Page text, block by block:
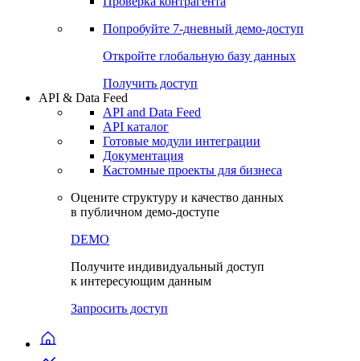
Попробуйте 7-дневный демо-доступ
Откройте глобальную базу данных
Получить доступ
API & Data Feed
API and Data Feed
API каталог
Готовые модули интеграции
Документация
Кастомные проекты для бизнеса
Оцените структуру и качество данных
в публичном демо-доступе
DEMO
Получите индивидуальный доступ
к интересующим данным
Запросить доступ